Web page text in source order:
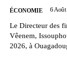
ÉCONOMIE 6
Le Directeur des
Vêenem,
2026, à